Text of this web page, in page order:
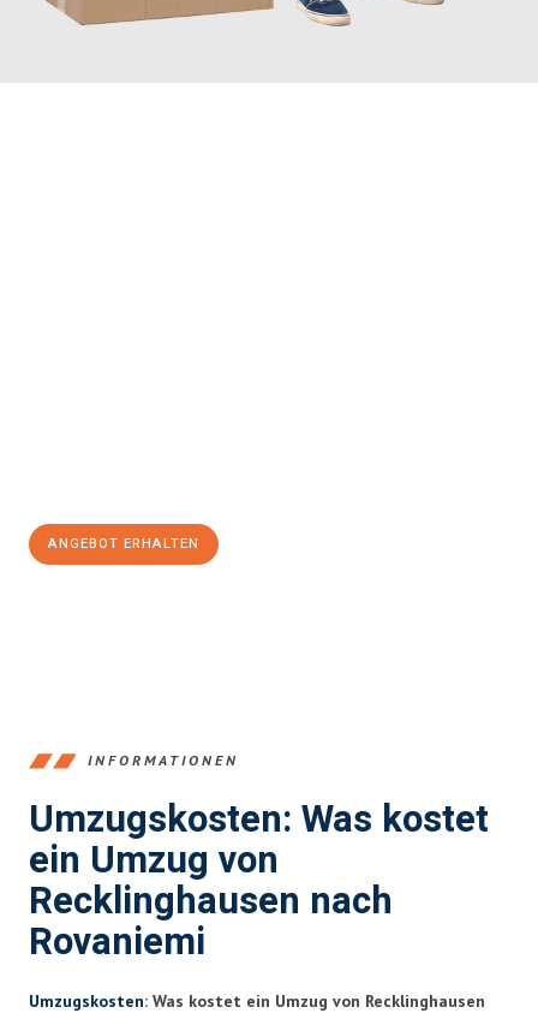
ANGEBOT ERHALTEN
INFORMATIONEN
Umzugskosten: Was kostet
ein Umzug von
Recklinghausen nach
Rovaniemi
Umzugskosten: Was kostet ein Umzug von Recklinghausen